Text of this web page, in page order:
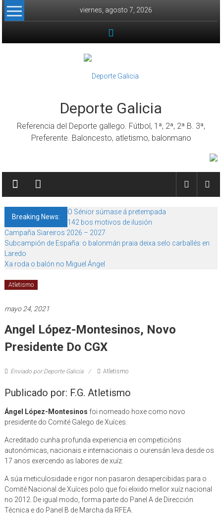
Skip to content
viernes, agosto 7, 2026
Deporte Galicia
Referencia del Deporte gallego. Fútbol, 1ª, 2ª, 2ª B. 3ª,
Preferente. Baloncesto, atletismo, balonmano
Breaking News:
O Sénior súmase á pretempada
142 bos motivos de ilusión
Campaña Siareiros 2026 – 2027
Subcampión de España: o balonmán praia deixa selo carballés en
Laredo
Xa roda o balón no Miguel Ángel
Atletismo
mayo 24, 2021
Angel López-Montesinos, Novo
Presidente Do CGX
Enviado por:Deporte Galicia Atletismo
Publicado por: F.G. Atletismo
Ángel López-Montesinos foi nomeado hoxe como novo
presidente do Comité Galego de Xuíces.
Acreditado cunha profunda experiencia en competicións
autonómicas, nacionais e internacionais o ourensán leva desde os
17 anos exercendo as labores de xuíz.
A súa meticulosidade e rigor non pasaron desapercibidas para o
Comité Nacional de Xuíces polo que foi elixido mellor xuíz nacional
no 2012. De igual modo, forma parte do Panel A de Dirección
Técnica e do Panel B de Marcha da RFEA.